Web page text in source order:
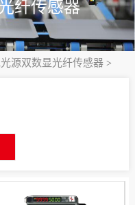
纤传感器
源双数显光纤传感器>